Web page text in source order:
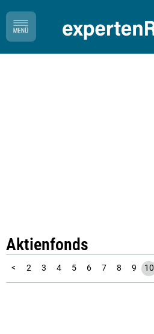
Aktienfonds
<
1 2 3 4 5 6 7 8 9 10